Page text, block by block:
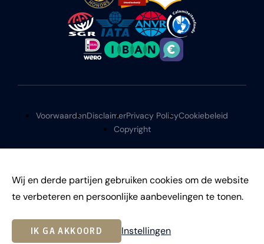
Wij en derde partijen gebruiken cookies om de website
te verbeteren en persoonlijke aanbevelingen te tonen.
IK GA AKKOORD Instellingen
VoorwaardenDisclaimerPrivacy PolicyCookiebeleid
Copyright
©2026